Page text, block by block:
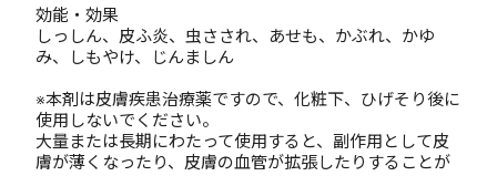
効能・効果
しっしん、皮ふ炎、虫さされ、あせも、かぶれ、かゆ
み、しもやけ、じんましん
※本剤は皮膚疾患治療薬ですので、化粧下、ひげそり後に
使用しないでください。
大量または長期にわたって使用すると、副作用として皮
膚が薄くなったり、皮膚の血管が拡張したりすることが